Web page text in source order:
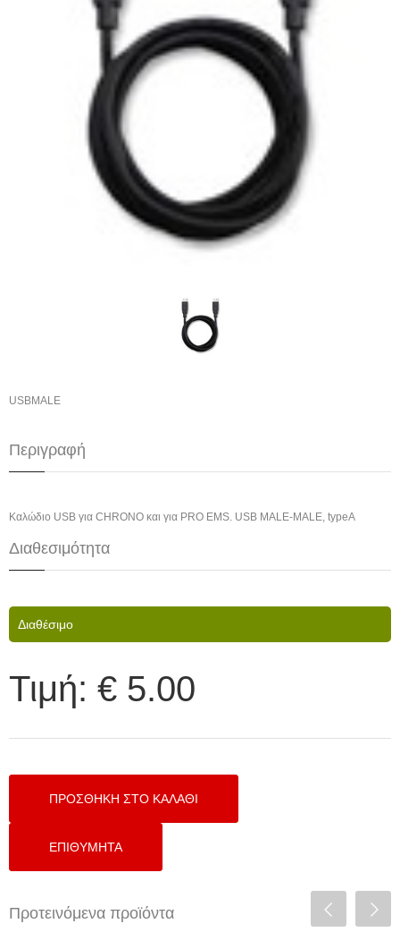
USBMALE
Περιγραφή
Καλώδιο USB για CHRONO και για PRO EMS. USB MALE-MALE, typeA
Διαθεσιμότητα
Διαθέσιμο
Τιμή: € 5.00
Προτεινόμενα προϊόντα